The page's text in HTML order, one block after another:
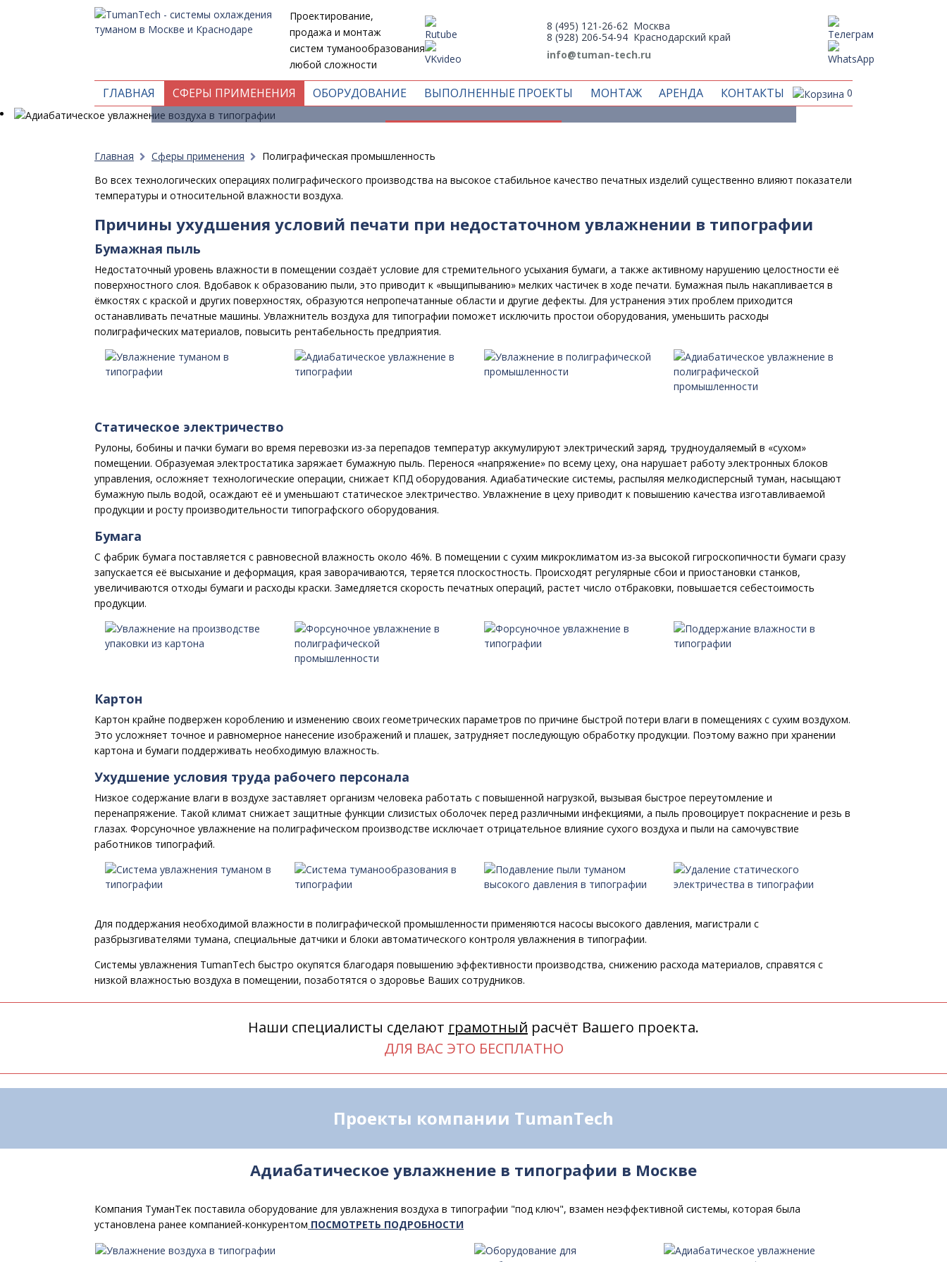
Проектирование,
продажа и монтаж
систем туманообразования
любой сложности
8 (495) 121-26-62 Москва
8 (928) 206-54-94 Краснодарский край
info@tuman-tech.ru
ГЛАВНАЯ СФЕРЫ ПРИМЕНЕНИЯ ОБОРУДОВАНИЕ ВЫПОЛНЕННЫЕ ПРОЕКТЫ МОНТАЖ АРЕНДА КОНТАКТЫ 0
Адиабатическое увлажнение воздуха в типографии
Главная
Сферы применения
Полиграфическая промышленность
Во всех технологических операциях полиграфического производства на высокое стабильное качество печатных изделий существенно влияют показатели
температуры и относительной влажности воздуха.
Причины ухудшения условий печати при недостаточном увлажнении в типографии
Бумажная пыль
Недостаточный уровень влажности в помещении создаёт условие для стремительного усыхания бумаги, а также активному нарушению целостности её
поверхностного слоя. Вдобавок к образованию пыли, это приводит к «выщипыванию» мелких частичек в ходе печати. Бумажная пыль накапливается в
ёмкостях с краской и других поверхностях, образуются непропечатанные области и другие дефекты. Для устранения этих проблем приходится
останавливать печатные машины. Увлажнитель воздуха для типографии поможет исключить простои оборудования, уменьшить расходы
полиграфических материалов, повысить рентабельность предприятия.
Статическое электричество
Рулоны, бобины и пачки бумаги во время перевозки из-за перепадов температур аккумулируют электрический заряд, трудноудаляемый в «сухом»
помещении. Образуемая электростатика заряжает бумажную пыль. Перенося «напряжение» по всему цеху, она нарушает работу электронных блоков
управления, осложняет технологические операции, снижает КПД оборудования. Адиабатические системы, распыляя мелкодисперсный туман, насыщают
бумажную пыль водой, осаждают её и уменьшают статическое электричество. Увлажнение в цеху приводит к повышению качества изготавливаемой
продукции и росту производительности типографского оборудования.
Бумага
С фабрик бумага поставляется с равновесной влажность около 46%. В помещении с сухим микроклиматом из-за высокой гигроскопичности бумаги сразу
запускается её высыхание и деформация, края заворачиваются, теряется плоскостность. Происходят регулярные сбои и приостановки станков,
увеличиваются отходы бумаги и расходы краски. Замедляется скорость печатных операций, растет число отбраковки, повышается себестоимость
продукции.
Картон
Картон крайне подвержен короблению и изменению своих геометрических параметров по причине быстрой потери влаги в помещениях с сухим воздухом.
Это усложняет точное и равномерное нанесение изображений и плашек, затрудняет последующую обработку продукции. Поэтому важно при хранении
картона и бумаги поддерживать необходимую влажность.
Ухудшение условия труда рабочего персонала
Низкое содержание влаги в воздухе заставляет организм человека работать с повышенной нагрузкой, вызывая быстрое переутомление и
перенапряжение. Такой климат снижает защитные функции слизистых оболочек перед различными инфекциями, а пыль провоцирует покраснение и резь в
глазах. Форсуночное увлажнение на полиграфическом производстве исключает отрицательное влияние сухого воздуха и пыли на самочувствие
работников типографий.
Для поддержания необходимой влажности в полиграфической промышленности применяются насосы высокого давления, магистрали с
разбрызгивателями тумана, специальные датчики и блоки автоматического контроля увлажнения в типографии.
Системы увлажнения TumanTech быстро окупятся благодаря повышению эффективности производства, снижению расхода материалов, справятся с
низкой влажностью воздуха в помещении, позаботятся о здоровье Ваших сотрудников.
Наши специалисты сделают грамотный расчёт Вашего проекта.
ДЛЯ ВАС ЭТО БЕСПЛАТНО
Проекты компании TumanTech
Адиабатическое увлажнение в типографии в Москве
Компания ТуманТек поставила оборудование для увлажнения воздуха в типографии "под ключ", взамен неэффективной системы, которая была
установлена ранее компанией-конкурентом ПОСМОТРЕТЬ ПОДРОБНОСТИ